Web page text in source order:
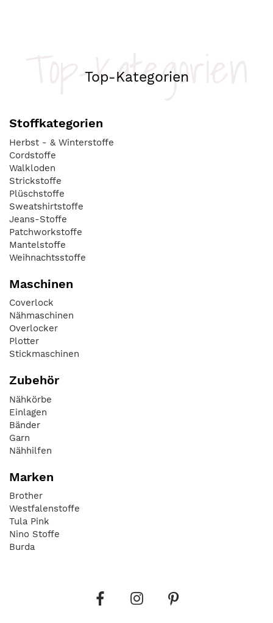
Top-Kategorien
Top-Kategorien
Stoffkategorien
Herbst - & Winterstoffe
Cordstoffe
Walkloden
Strickstoffe
Plüschstoffe
Sweatshirtstoffe
Jeans-Stoffe
Patchworkstoffe
Mantelstoffe
Weihnachtsstoffe
Maschinen
Coverlock
Nähmaschinen
Overlocker
Plotter
Stickmaschinen
Zubehör
Nähkörbe
Einlagen
Bänder
Garn
Nähhilfen
Marken
Brother
Westfalenstoffe
Tula Pink
Nino Stoffe
Burda